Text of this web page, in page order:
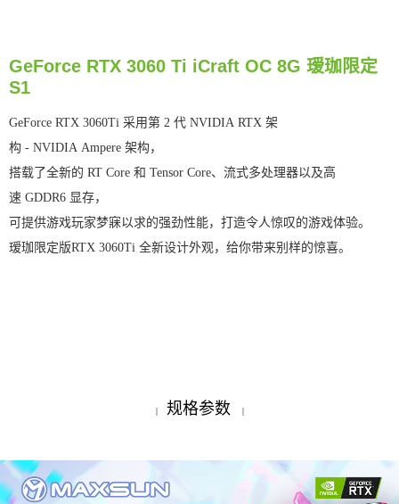
GeForce RTX 3060 Ti iCraft OC 8G 瑷珈限定
S1
GeForce RTX 3060Ti 采用第 2 代 NVIDIA RTX 架
构 - NVIDIA Ampere 架构，
搭载了全新的 RT Core 和 Tensor Core、流式多处理器以及高
速 GDDR6 显存，
可提供游戏玩家梦寐以求的强劲性能，打造令人惊叹的游戏体验。
瑷珈限定版RTX 3060Ti 全新设计外观，给你带来别样的惊喜。
| 规格参数 |